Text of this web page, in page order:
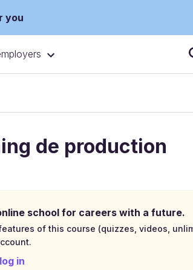
you
de production
school for careers with a future.
of this course (quizzes, videos,
in